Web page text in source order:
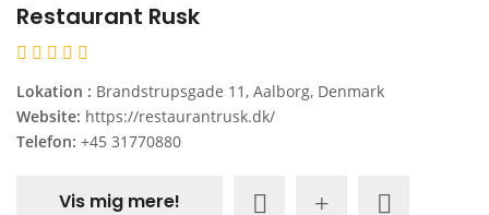
Restaurant Rusk
Lokation : Brandstrupsgade 11, Aalborg, Denmark
Website: https://restaurantrusk.dk/
Telefon: +45 31770880
Vis mig mere!